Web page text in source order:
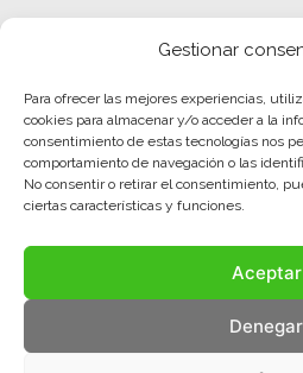
Gestionar
Para ofrecer las mejores experiencias,
cookies para almacenar y/o acceder a la
consentimiento de estas tecnologías nos
comportamiento de navegación o las
No consentir o retirar el consentimiento,
ciertas características y funciones.
Aceptar
Denegar